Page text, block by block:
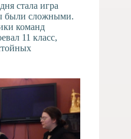
стала игра
были сложными.
команд
11 класс,